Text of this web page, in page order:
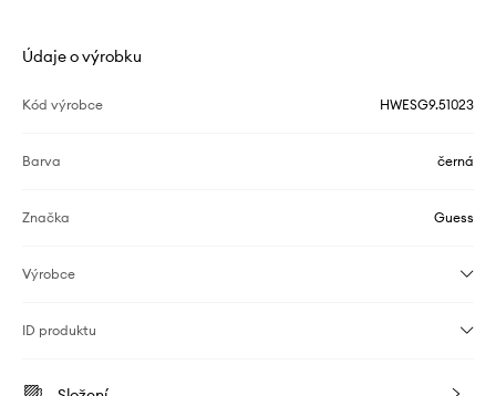
Údaje o výrobku
Kód výrobce HWESG9.51023
Barva černá
Značka Guess
Výrobce
ID produktu